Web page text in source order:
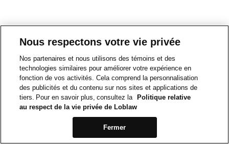
Nous respectons votre vie privée
Nos partenaires et nous utilisons des témoins et des
technologies similaires pour améliorer votre expérience en
fonction de vos activités. Cela comprend la personnalisation
des publicités et du contenu sur nos sites et applications de
tiers. Pour en savoir plus, consultez la
Politique relative
au respect de la vie privée de Loblaw
Fermer